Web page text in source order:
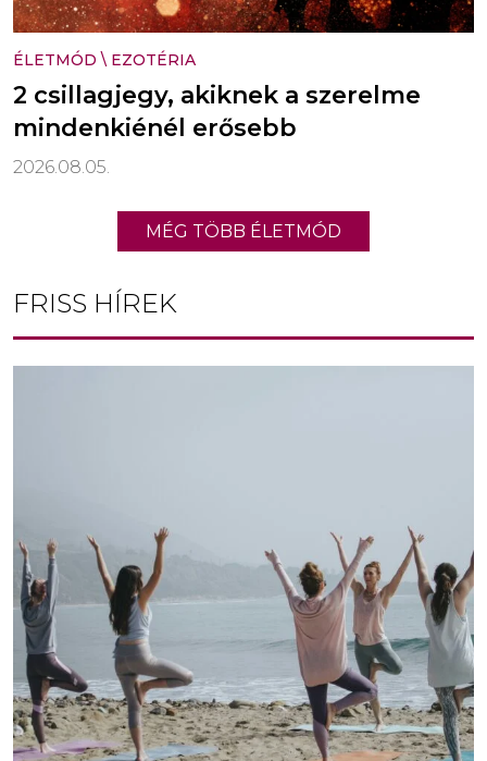
ÉLETMÓD \ EZOTÉRIA
2 csillagjegy, akiknek a szerelme
mindenkiénél erősebb
2026.08.05.
MÉG TÖBB ÉLETMÓD
FRISS HÍREK